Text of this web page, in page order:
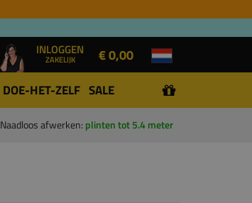
INLOGGEN
ZAKELIJK € 0,00
DOE-HET-ZELF SALE
Naadloos afwerken: plinten tot 5.4 meter